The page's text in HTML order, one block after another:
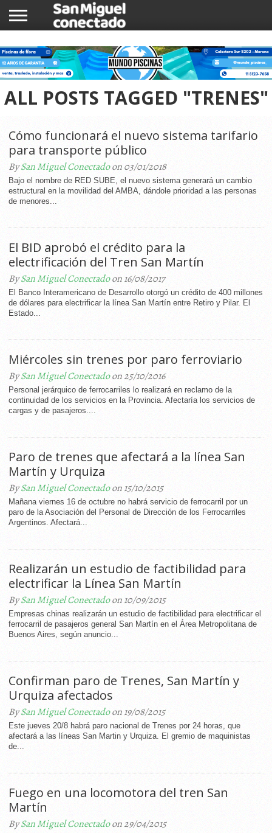
NOTICIAS
COMUNIDAD
COMERCIOS
ALL POSTS TAGGED "TRENES"
Cómo funcionará el nuevo sistema tarifario
para transporte público
BySan Miguel Conectadoon 03/01/2018
Bajo el nombre de RED SUBE, el nuevo sistema generará un cambio
estructural en la movilidad del AMBA, dándole prioridad a las personas
de menores...
El BID aprobó el crédito para la
electrificación del Tren San Martín
BySan Miguel Conectadoon 16/08/2017
El Banco Interamericano de Desarrollo otorgó un crédito de 400 millones
de dólares para electrificar la línea San Martín entre Retiro y Pilar. El
Estado...
Miércoles sin trenes por paro ferroviario
BySan Miguel Conectadoon 25/10/2016
Personal jerárquico de ferrocarriles lo realizará en reclamo de la
continuidad de los servicios en la Provincia. Afectaría los servicios de
cargas y de pasajeros....
Paro de trenes que afectará a la línea San
Martín y Urquiza
BySan Miguel Conectadoon 15/10/2015
Mañana viernes 16 de octubre no habrá servicio de ferrocarril por un
paro de la Asociación del Personal de Dirección de los Ferrocarriles
Argentinos. Afectará...
Realizarán un estudio de factibilidad para
electrificar la Línea San Martín
BySan Miguel Conectadoon 10/09/2015
Empresas chinas realizarán un estudio de factibilidad para electrificar el
ferrocarril de pasajeros general San Martín en el Área Metropolitana de
Buenos Aires, según anuncio...
Confirman paro de Trenes, San Martín y
Urquiza afectados
BySan Miguel Conectadoon 19/08/2015
Este jueves 20/8 habrá paro nacional de Trenes por 24 horas, que
afectará a las líneas San Martin y Urquiza. El gremio de maquinistas
de...
Fuego en una locomotora del tren San
Martín
BySan Miguel Conectadoon 29/04/2015